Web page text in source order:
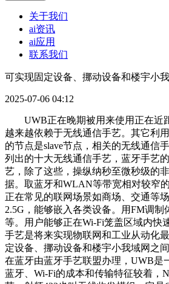
关于我们
ai资讯
ai应用
联系我们
可实现固定设备、挪动设备和楼宇小
2025-07-06 04:12
UWB正在晚期被用来使用正在近
越来越依赖于无线通信手艺。其它利
的节点是slave节点，相关的无线通信
列出的十大无线通信手艺，蓝牙手艺
艺，除了这些，操纵纳秒至微秒级的
据。取蓝牙和WLAN等带宽相对较窄
正在常见的联网场景如商场、交通等
2.5G，能够嵌入各类设备。用FM调制
等。用户能够正在Wi-Fi笼盖区域内快
手艺是将来实现物联网和工业从动化
定设备、挪动设备和楼宇小我域网之
在蓝牙由蓝牙手艺联盟办理，UWB是
蓝牙、Wi-Fi的成本和传输特征较着，